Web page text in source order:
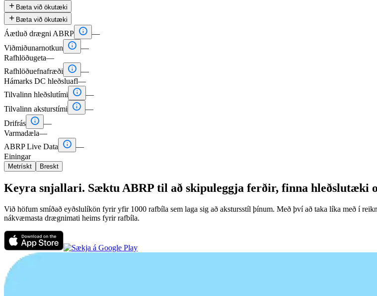
 Bæta við ökutæki
 Bæta við ökutæki
Áætluð drægni ABRP  —
Viðmiðunarnotkun
 —
Rafhlöðugeta—
Rafhlöðuefnafræði
 —
Hámarks DC hleðsluafl—
Tilvalinn hleðslutími
 —
Tilvalinn aksturstími
 —
Drifrás  —
Varmadæla—
ABRP Live Data
 —
Einingar
Metrískt Breskt
Keyra snjallari. Sæktu ABRP til að skipuleggja ferðir, finna hleðslutæki
Við höfum smíðað eyðslulíkön fyrir yfir 1000 rafbíla sem laga sig að akstursstíl þínum. Með því að taka líka með í
nákvæmasta drægnimati heims fyrir rafbíla.